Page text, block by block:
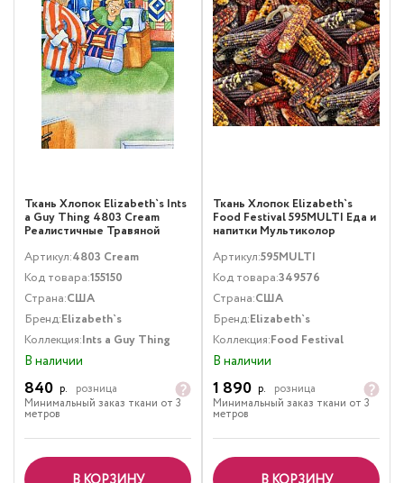
Ткань Хлопок Elizabeth`s Ints
a Guy Thing 4803 Cream
Реалистичные Травяной
Артикул:4803 Cream
Код товара:155150
Страна:США
Бренд:Elizabeth`s
Коллекция:Ints a Guy Thing
В наличии
840 р.
розница
Минимальный заказ ткани от 3
метров
Ткань Хлопок Elizabeth`s
Food Festival 595MULTI Еда и
напитки Мультиколор
Артикул:595MULTI
Код товара:349576
Страна:США
Бренд:Elizabeth`s
Коллекция:Food Festival
В наличии
1 890 р.
розница
Минимальный заказ ткани от 3
метров